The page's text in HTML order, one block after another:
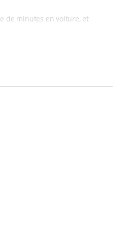
de minutes en voiture, et
dès 9h00) et partir de suite à la